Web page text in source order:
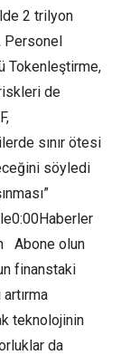
2 trilyon
Personel
Tokenleştirme,
de
sınır ötesi
söyledi
Abone olun
finanstaki
teknolojinin
da